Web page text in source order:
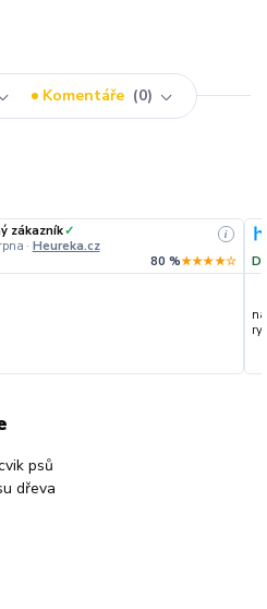
Komentáře 0
zákazník✓
· Heureka.cz
i
80 %★★★★☆
psů
dřeva